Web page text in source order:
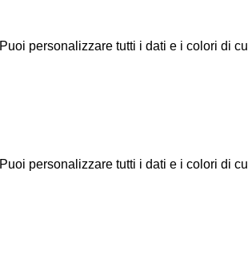
Puoi personalizzare tutti i dati e i colori di
Puoi personalizzare tutti i dati e i colori di